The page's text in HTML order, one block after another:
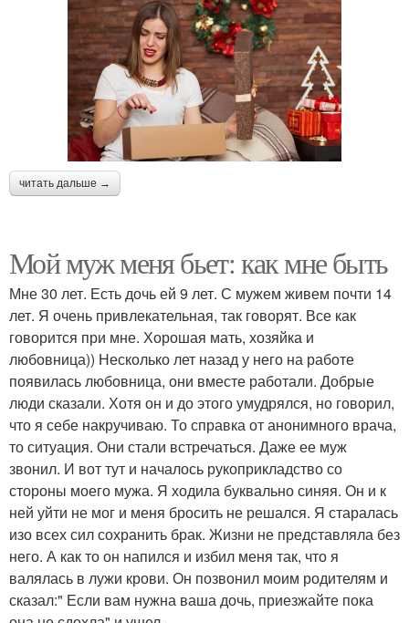
читать дальше →
Мой муж меня бьет: как мне быть
Мне 30 лет. Есть дочь ей 9 лет. С мужем живем почти 14
лет. Я очень привлекательная, так говорят. Все как
говорится при мне. Хорошая мать, хозяйка и
любовница)) Несколько лет назад у него на работе
появилась любовница, они вместе работали. Добрые
люди сказали. Хотя он и до этого умудрялся, но говорил,
что я себе накручиваю. То справка от анонимного врача,
то ситуация. Они стали встречаться. Даже ее муж
звонил. И вот тут и началось рукоприкладство со
стороны моего мужа. Я ходила буквально синяя. Он и к
ней уйти не мог и меня бросить не решался. Я старалась
изо всех сил сохранить брак. Жизни не представляла без
него. А как то он напился и избил меня так, что я
валялась в лужи крови. Он позвонил моим родителям и
сказал:" Если вам нужна ваша дочь, приезжайте пока